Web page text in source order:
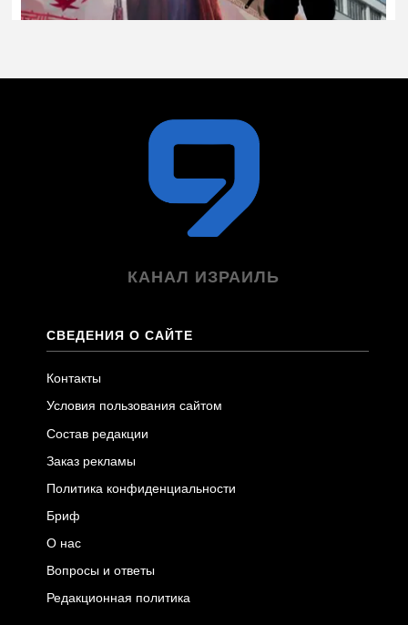
КАНАЛ ИЗРАИЛЬ
СВЕДЕНИЯ О САЙТЕ
Контакты
Условия пользования сайтом
Состав редакции
Заказ рекламы
Политика конфиденциальности
Бриф
О нас
Вопросы и ответы
Редакционная политика